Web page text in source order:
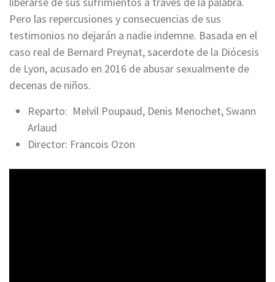
Pero las repercusiones y consecuencias de sus
testimonios no dejarán a nadie indemne. Basada en el
caso real de Bernard Preynat, sacerdote de la Diócesis
de Lyon, acusado en 2016 de abusar sexualmente de
decenas de niños.
Reparto: Melvil Poupaud, Denis Menochet, Swann
Arlaud
Director: Francois Ozon